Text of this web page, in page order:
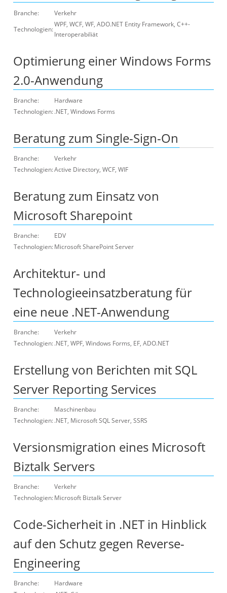
Branche:
Verkehr
Technologien:
WPF, WCF, WF, ADO.NET Entity Framework, C++-
Interoperabiliät
Optimierung einer Windows Forms
2.0-Anwendung
Branche:
Hardware
Technologien:.NET, Windows Forms
Beratung zum Single-Sign-On
Branche:
Verkehr
Technologien:Active Directory, WCF, WIF
Beratung zum Einsatz von
Microsoft Sharepoint
Branche:
EDV
Technologien:Microsoft SharePoint Server
Architektur- und
Technologieeinsatzberatung für
eine neue .NET-Anwendung
Branche:
Verkehr
Technologien:.NET, WPF, Windows Forms, EF, ADO.NET
Erstellung von Berichten mit SQL
Server Reporting Services
Branche:
Maschinenbau
Technologien:.NET, Microsoft SQL Server, SSRS
Versionsmigration eines Microsoft
Biztalk Servers
Branche:
Verkehr
Technologien:Microsoft Biztalk Server
Code-Sicherheit in .NET in Hinblick
auf den Schutz gegen Reverse-
Engineering
Branche:
Hardware